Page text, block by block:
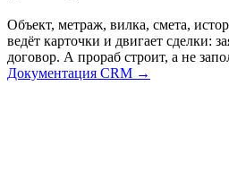
Объект, метраж, вилка, смета,
ведёт карточки и двигает сделки:
договор. А прораб строит, а не
Документация CRM →